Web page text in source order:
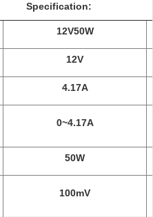
Specification:
12V50W
12V
4.17A
0~4.17A
50W
100mV